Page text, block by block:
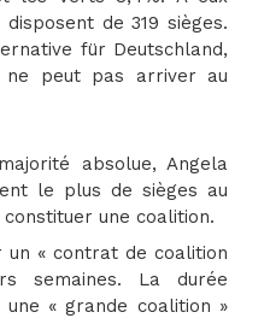
de 319 sièges.
für Deutschland,
peut pas arriver au
absolue, Angela
le plus de sièges au
une coalition.
un « contrat de coalition
semaines. La durée
« grande coalition »